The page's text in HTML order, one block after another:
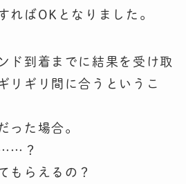
ればOKとなりました。
ド到着までに結果を受け取
リギリ間に合うというこ
った場合。
……？
もらえるの？